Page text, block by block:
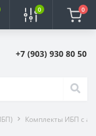
0 0
+7 (903) 930 80 50
Комплекты ИБП с